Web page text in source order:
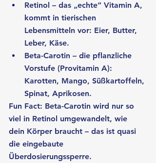
Retinol – das „echte“ Vitamin A,
kommt in tierischen
Lebensmitteln vor: Eier, Butter,
Leber, Käse.
Beta-Carotin – die pflanzliche
Vorstufe (Provitamin A):
Karotten, Mango, Süßkartoffeln,
Spinat, Aprikosen.
Fun Fact: Beta-Carotin wird nur so
viel in Retinol umgewandelt, wie
dein Körper braucht – das ist quasi
die eingebaute
Überdosierungssperre.